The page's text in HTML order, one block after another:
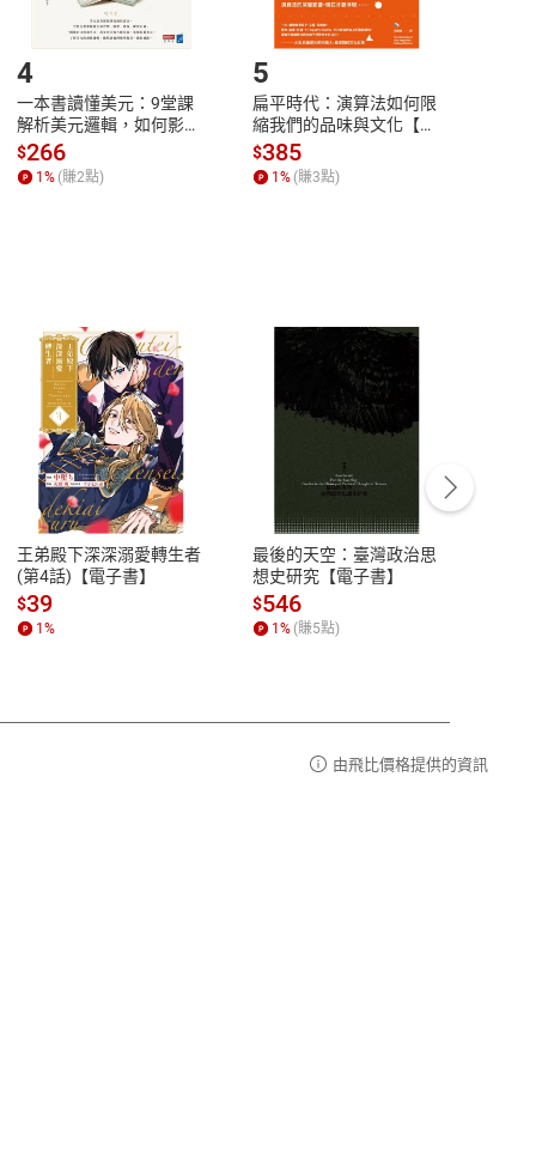
號，下載書籍後看書
性
參
客服資訊
服務時間：週一到週五 10:00-12:00、
13:00-17:00 (國定假日及例假日休息)
客服電話：0080-1857077
4
一本書讀懂美元：9堂課
解析美元邏輯，如何影響
全球經濟和每個人的投資
【電子書】
$266
1% (賺2點)
5
扁平時代：演算法如何限
縮我們的品味與文化【電
子書】
$385
1% (賺3點)
王弟殿下深深溺愛轉生者
(第4話)【電子書】
$39
1%
最後的天空：臺灣政治思
想史研究【電子書】
$546
1% (賺5點)
由飛比價格提供的資訊